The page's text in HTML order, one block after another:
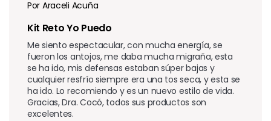
Por Araceli Acuña
Kit Reto Yo Puedo
Me siento espectacular, con mucha energía, se
fueron los antojos, me daba mucha migraña, esta
se ha ido, mis defensas estaban súper bajas y
cualquier resfrío siempre era una tos seca, y esta se
ha ido. Lo recomiendo y es un nuevo estilo de vida.
Gracias, Dra. Cocó, todos sus productos son
excelentes.